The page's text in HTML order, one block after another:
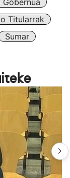
Gobernua
Titularrak
Sumar